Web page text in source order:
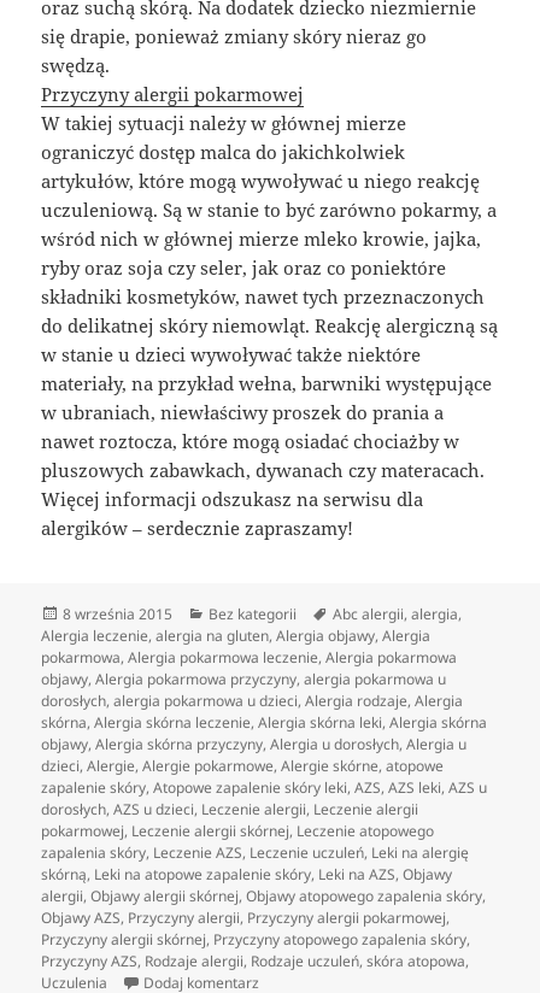
oraz suchą skórą. Na dodatek dziecko niezmiernie
się drapie, ponieważ zmiany skóry nieraz go
swędzą.
Przyczyny alergii pokarmowej
W takiej sytuacji należy w głównej mierze
ograniczyć dostęp malca do jakichkolwiek
artykułów, które mogą wywoływać u niego reakcję
uczuleniową. Są w stanie to być zarówno pokarmy, a
wśród nich w głównej mierze mleko krowie, jajka,
ryby oraz soja czy seler, jak oraz co poniektóre
składniki kosmetyków, nawet tych przeznaczonych
do delikatnej skóry niemowląt. Reakcję alergiczną są
w stanie u dzieci wywoływać także niektóre
materiały, na przykład wełna, barwniki występujące
w ubraniach, niewłaściwy proszek do prania a
nawet roztocza, które mogą osiadać chociażby w
pluszowych zabawkach, dywanach czy materacach.
Więcej informacji odszukasz na serwisu dla
alergików – serdecznie zapraszamy!
Data
publikacji
8 września 2015 Kategorie
Bez kategorii Tagi
Abc alergii,alergia,
Alergia leczenie,alergia na gluten,Alergia objawy,Alergia
pokarmowa,Alergia pokarmowa leczenie,Alergia pokarmowa
objawy,Alergia pokarmowa przyczyny,alergia pokarmowa u
dorosłych,alergia pokarmowa u dzieci,Alergia rodzaje,Alergia
skórna,Alergia skórna leczenie,Alergia skórna leki,Alergia skórna
objawy,Alergia skórna przyczyny,Alergia u dorosłych,Alergia u
dzieci,Alergie,Alergie pokarmowe,Alergie skórne,atopowe
zapalenie skóry,Atopowe zapalenie skóry leki,AZS,AZS leki,AZS u
dorosłych,AZS u dzieci, Leczenie alergii, Leczenie alergii
pokarmowej, Leczenie alergii skórnej, Leczenie atopowego
zapalenia skóry, Leczenie AZS, Leczenie uczuleń, Leki na alergię
skórną, Leki na atopowe zapalenie skóry, Leki na AZS,Objawy
alergii,Objawy alergii skórnej,Objawy atopowego zapalenia skóry,
Objawy AZS, Przyczyny alergii, Przyczyny alergii pokarmowej,
Przyczyny alergii skórnej, Przyczyny atopowego zapalenia skóry,
Przyczyny AZS, Rodzaje alergii, Rodzaje uczuleń,skóra atopowa,
Uczulenia
Dodaj komentarz